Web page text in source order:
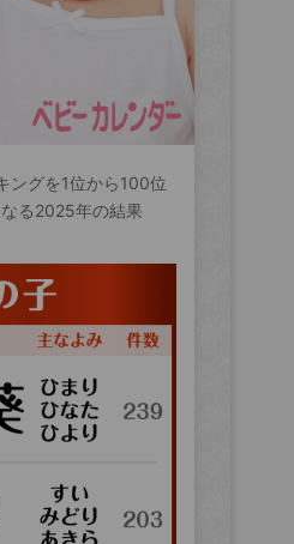
ングを1位から100位
る2025年の結果